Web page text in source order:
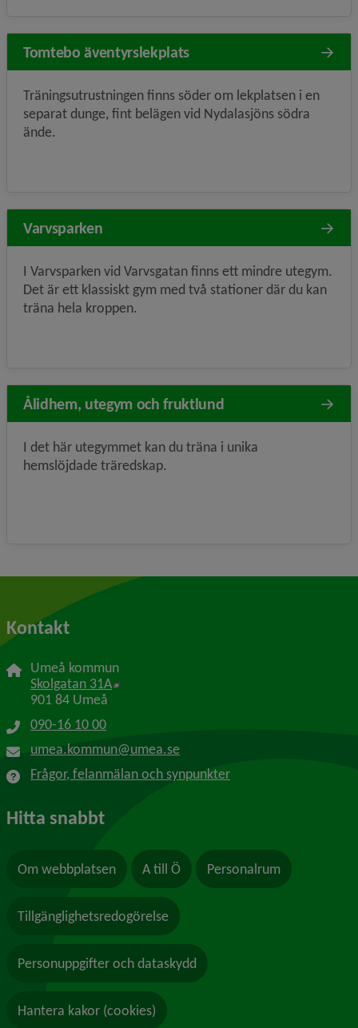
Tomtebo äventyrslekplats
Träningsutrustningen finns söder om lekplatsen i en
separat dunge, fint belägen vid Nydalasjöns södra
ände.
Varvsparken
I Varvsparken vid Varvsgatan finns ett mindre utegym.
Det är ett klassiskt gym med två stationer där du kan
träna hela kroppen.
Ålidhem, utegym och fruktlund
I det här utegymmet kan du träna i unika
hemslöjdade träredskap.
Kontakt
Umeå kommun
Skolgatan 31A Länk till annan webbplats, öppnas i nytt
901 84 Umeå
090-16 10 00
umea.kommun@umea.se
Frågor, felanmälan och synpunkter
Hitta snabbt
Om webbplatsen A till Ö Personalrum
Tillgänglighetsredogörelse
Personuppgifter och dataskydd
Hantera kakor (cookies)